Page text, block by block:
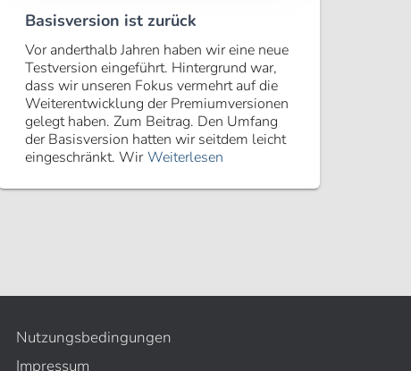
Basisversion ist zurück
Vor anderthalb Jahren haben wir eine neue
Testversion eingeführt. Hintergrund war,
dass wir unseren Fokus vermehrt auf die
Weiterentwicklung der Premiumversionen
gelegt haben. Zum Beitrag. Den Umfang
der Basisversion hatten wir seitdem leicht
eingeschränkt. Wir Weiterlesen
Nutzungsbedingungen
Impressum